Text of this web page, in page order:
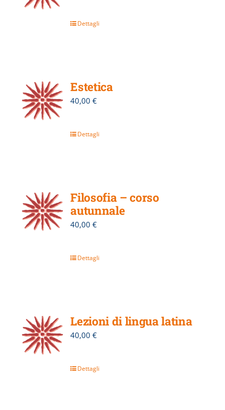
Dettagli
Estetica
40,00€
Dettagli
Filosofia – corso
autunnale
40,00€
Dettagli
Lezioni di lingua latina
40,00€
Dettagli